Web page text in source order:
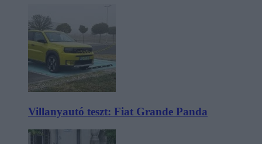
Villanyautó teszt: Fiat Grande Panda